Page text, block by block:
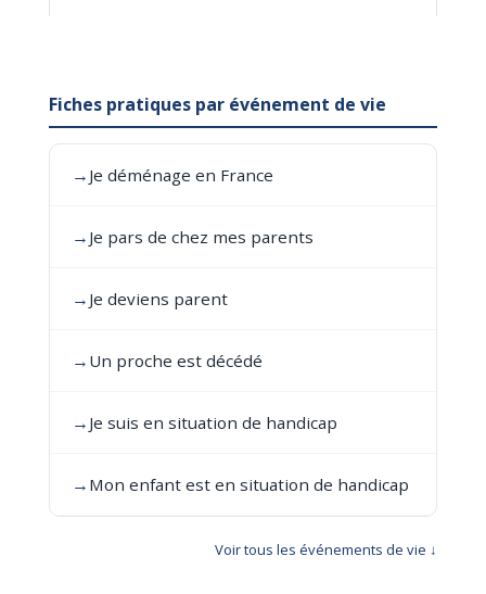
Fiches pratiques par événement de vie
→ Je déménage en France
→ Je pars de chez mes parents
→ Je deviens parent
→ Un proche est décédé
→ Je suis en situation de handicap
→ Mon enfant est en situation de handicap
Voir tous les événements de vie ↓